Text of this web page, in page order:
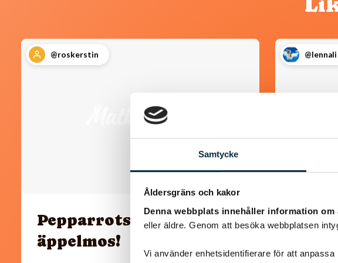
Samtycke
Åldersgräns och kakor
Denna webbplats innehåller information
eller äldre. Genom att besöka webbplatsen
Vi använder enhetsidentifierare för att
@roskerstin
Pepparrotsröra med
äppelmos!
@lennali
En kräm